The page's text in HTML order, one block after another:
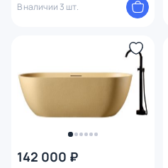
В наличии 3 шт.
142 000 ₽
Материал
Поверхность